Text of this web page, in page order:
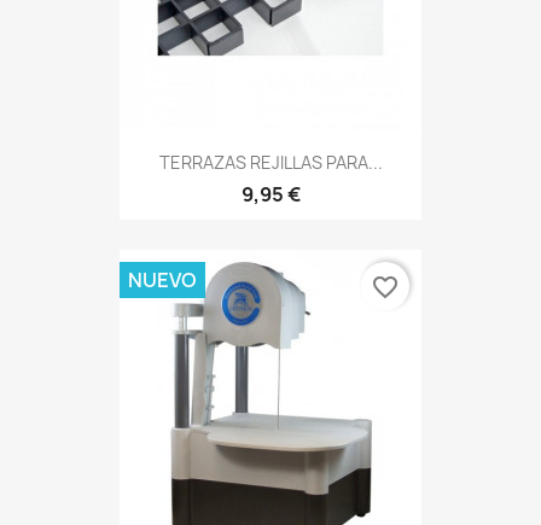
TERRAZAS REJILLAS PARA...
9,95 €
NUEVO favorite_border